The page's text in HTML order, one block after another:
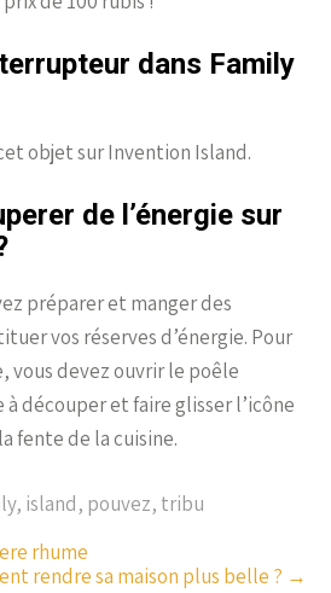
dans Family
objet sur Invention Island.
de l’énergie sur
préparer et manger des
vos réserves d’énergie. Pour
vous devez ouvrir le poêle
découper et faire glisser l’icône
fente de la cuisine.
, island, pouvez, tribu
rhume
rendre sa maison plus belle ? →